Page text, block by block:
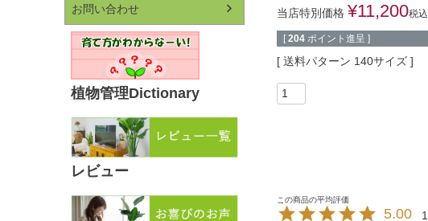
お問い合わせ
植物管理Dictionary
レビュー
当店特別価格 ¥11,200税込
[ 204 ポイント進呈 ]
送料パターン 140サイズ
5.00 1